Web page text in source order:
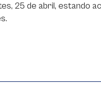
25 de abril, estando